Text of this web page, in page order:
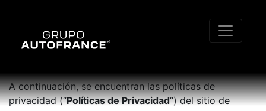
Política de cookies
A continuación, se encuentran las políticas de
privacidad (“Políticas de Privacidad”) del sitio de